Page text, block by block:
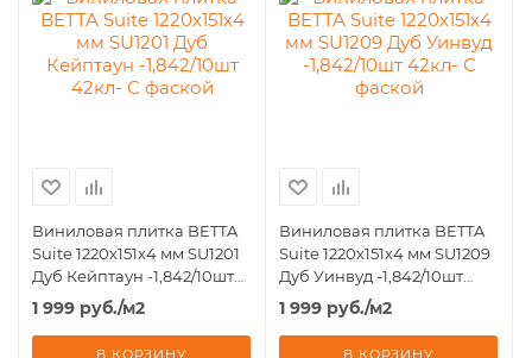
Виниловая плитка BETTA
Suite 1220х151х4 мм SU1201
Дуб Кейптаун -1,842/10шт
42кл- С фаской
1 999 руб./м2
В КОРЗИНУ
Виниловая плитка BETTA
Suite 1220х151х4 мм SU1209
Дуб Уинвуд -1,842/10шт
42кл- С фаской
1 999 руб./м2
В КОРЗИНУ